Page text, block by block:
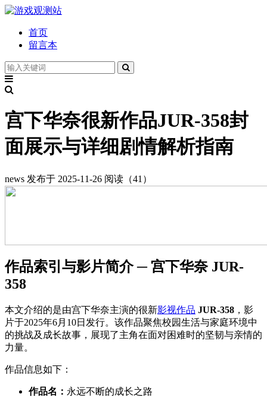
首页
留言本
宫下华奈很新作品JUR-358封
面展示与详细剧情解析指南
news 发布于 2025-11-26 阅读（41）
作品索引与影片简介 ─ 宫下华奈 JUR-
358
本文介绍的是由宫下华奈主演的很新影视作品 JUR-358 ，影
片于2025年6月10日发行。该作品聚焦校园生活与家庭环境中
的挑战及成长故事，展现了主角在面对困难时的坚韧与亲情的
力量。
作品信息如下：
作品名： 永远不断的成长之路